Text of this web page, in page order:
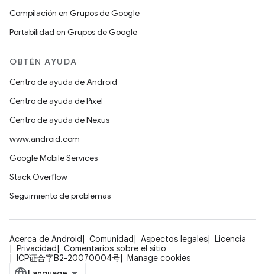
Compilación en Grupos de Google
Portabilidad en Grupos de Google
OBTÉN AYUDA
Centro de ayuda de Android
Centro de ayuda de Pixel
Centro de ayuda de Nexus
www.android.com
Google Mobile Services
Stack Overflow
Seguimiento de problemas
Acerca de Android Comunidad Aspectos legales
Licencia
Privacidad
Comentarios sobre el sitio
ICP证合字B2-20070004号
Manage cookies